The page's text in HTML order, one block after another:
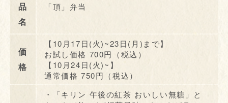
品
名
「頂」弁当
価
格
【10月17日(火)~23日(月)まで】
お試し価格 700円（税込）
【10月24日(火)~】
通常価格 750円（税込）
・「キリン 午後の紅茶 おいしい無糖」と